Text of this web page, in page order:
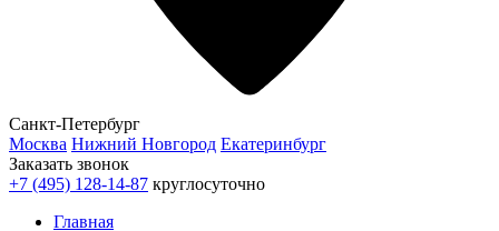
Санкт-Петербург
Москва Нижний Новгород Екатеринбург
Заказать звонок
+7 (495) 128-14-87 круглосуточно
Главная